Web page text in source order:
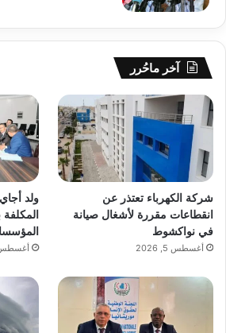
آخر ماحُرر
شركة الكهرباء تعتذر عن
انقطاعات مقررة لأشغال صيانة
في نواكشوط
أغسطس 5, 2026
ولد
أغسطس 5,